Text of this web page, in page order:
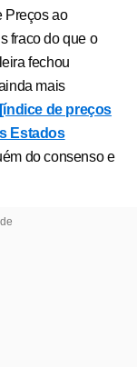
Preços ao
fraco do que o
fechou
mais
de preços
Estados
do consenso e